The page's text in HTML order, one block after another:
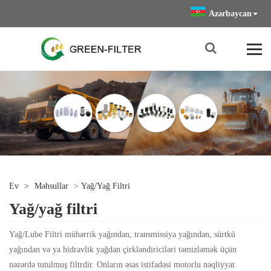
Azərbaycan
Ev > Məhsullar > Yağ/yağ Filtri
Yağ/yağ filtri
Yağ/Lube Filtri mühərrik yağından, transmissiya yağından, sürtkü
yağından və ya hidravlik yağdan çirkləndiriciləri təmizləmək üçün
nəzərdə tutulmuş filtrdir. Onların əsas istifadəsi motorlu nəqliyyat